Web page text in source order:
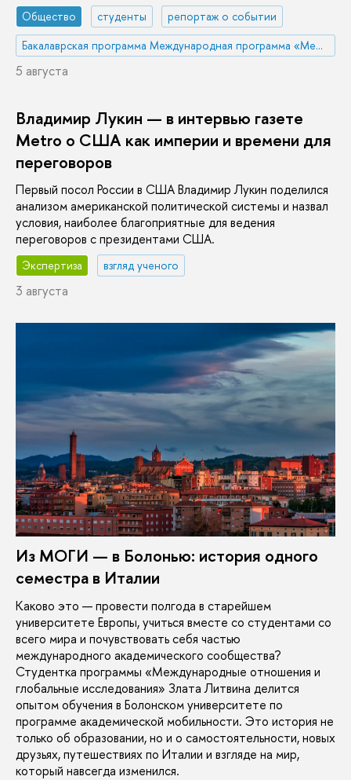
Общество студенты
репортаж о событии
Бакалаврская программа Международная программа «Международные отношения и глобальные исследования»/ International Program 'International Relations and Global Studies'
5 августа
Владимир Лукин — в интервью газете
Metro о США как империи и времени для
переговоров
Первый посол России в США Владимир Лукин поделился
анализом американской политической системы и назвал
условия, наиболее благоприятные для ведения
переговоров с президентами США.
Экспертиза взгляд ученого
3 августа
Из МОГИ — в Болонью: история одного
семестра в Италии
Каково это — провести полгода в старейшем
университете Европы, учиться вместе со студентами со
всего мира и почувствовать себя частью
международного академического сообщества?
Студентка программы «Международные отношения и
глобальные исследования» Злата Литвина делится
опытом обучения в Болонском университете по
программе академической мобильности. Это история не
только об образовании, но и о самостоятельности, новых
друзьях, путешествиях по Италии и взгляде на мир,
который навсегда изменился.